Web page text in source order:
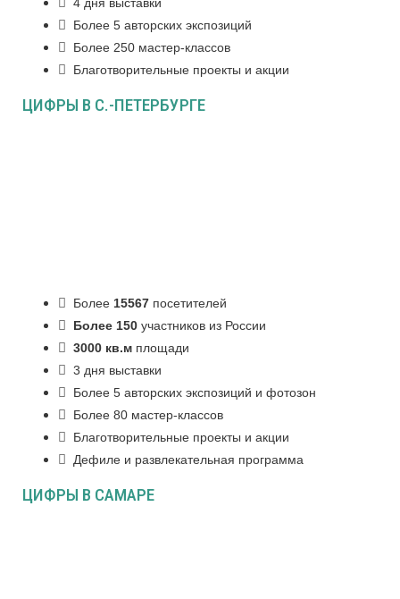
4 дня выставки
Более 5 авторских экспозиций
Более 250 мастер-классов
Благотворительные проекты и акции
ЦИФРЫ В С.-ПЕТЕРБУРГЕ
Более 15567 посетителей
Более 150участников из России
3000 кв.мплощади
3 дня выставки
Более 5 авторских экспозиций и фотозон
Более 80 мастер-классов
Благотворительные проекты и акции
Дефиле и развлекательная программа
ЦИФРЫ В САМАРЕ